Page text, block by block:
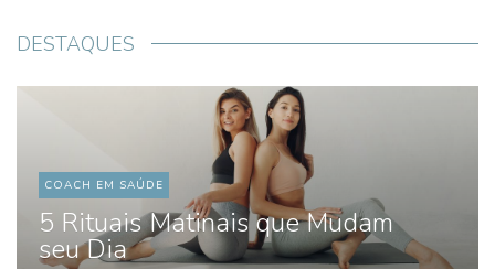
DESTAQUES
COACH EM SAÚDE
5 Rituais Matinais que Mudam
seu Dia